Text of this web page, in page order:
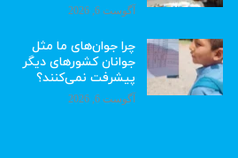
آگوست 6, 2026
چرا جوان‌های ما مثل
جوانان کشورهای دیگر
پیشرفت نمی‌کنند؟
آگوست 6, 2026